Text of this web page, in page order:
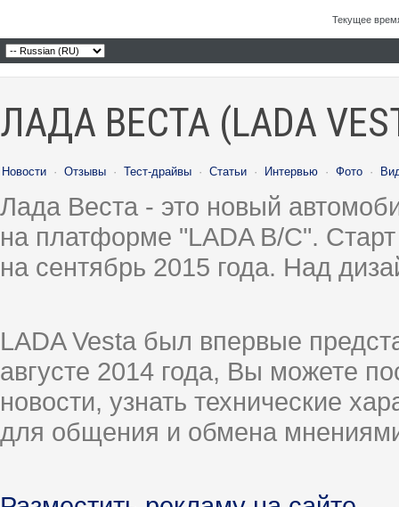
Текущее
ЛАДА ВЕСТА (LADA
Новости · Отзывы · Тест-драйвы · Статьи · Интервью · Фото ·
Лада Веста - это новый
на платформе "LADA B/C".
на сентябрь 2015 года. Над
LADA Vesta был впервые
августе 2014 года, Вы можете
новости, узнать технические
для общения и обмена